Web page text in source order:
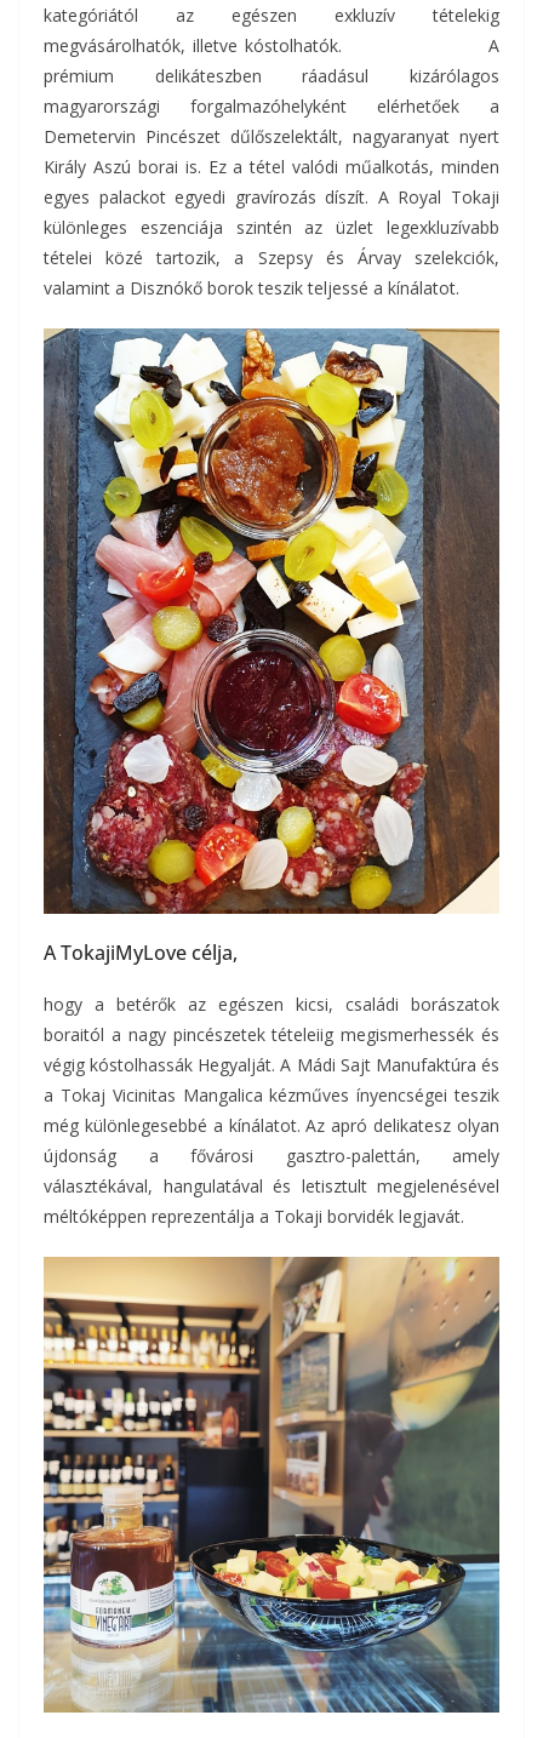
kategóriától az egészen exkluzív tételekig
megvásárolhatók, illetve kóstolhatók. A
prémium delikáteszben ráadásul kizárólagos
magyarországi forgalmazóhelyként elérhetőek a
Demetervin Pincészet dűlőszelektált, nagyaranyat nyert
Király Aszú borai is. Ez a tétel valódi műalkotás, minden
egyes palackot egyedi gravírozás díszít. A Royal Tokaji
különleges eszenciája szintén az üzlet legexkluzívabb
tételei közé tartozik, a Szepsy és Árvay szelekciók,
valamint a Disznókő borok teszik teljessé a kínálatot.
A TokajiMyLove célja,
hogy a betérők az egészen kicsi, családi borászatok
boraitól a nagy pincészetek tételeiig megismerhessék és
végig kóstolhassák Hegyalját. A Mádi Sajt Manufaktúra és
a Tokaj Vicinitas Mangalica kézműves ínyencségei teszik
még különlegesebbé a kínálatot. Az apró delikatesz olyan
újdonság a fővárosi gasztro-palettán, amely
választékával, hangulatával és letisztult megjelenésével
méltóképpen reprezentálja a Tokaji borvidék legjavát.